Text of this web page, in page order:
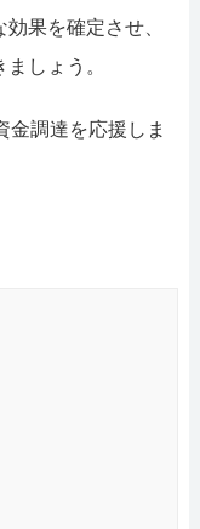
果を確定させ、
しょう。
金調達を応援しま